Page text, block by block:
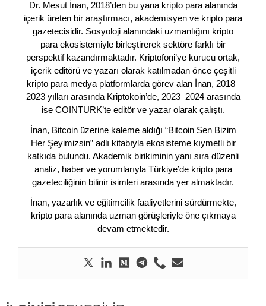
Dr. Mesut İnan, 2018’den bu yana kripto para alanında
içerik üreten bir araştırmacı, akademisyen ve kripto para
gazetecisidir. Sosyoloji alanındaki uzmanlığını kripto
para ekosistemiyle birleştirerek sektöre farklı bir
perspektif kazandırmaktadır. Kriptofoni’ye kurucu ortak,
içerik editörü ve yazarı olarak katılmadan önce çeşitli
kripto para medya platformlarda görev alan İnan, 2018–
2023 yılları arasında Kriptokoin’de, 2023–2024 arasında
ise COINTURK’te editör ve yazar olarak çalıştı.
İnan, Bitcoin üzerine kaleme aldığı “Bitcoin Sen Bizim
Her Şeyimizsin” adlı kitabıyla ekosisteme kıymetli bir
katkıda bulundu. Akademik birikiminin yanı sıra düzenli
analiz, haber ve yorumlarıyla Türkiye’de kripto para
gazeteciliğinin bilinir isimleri arasında yer almaktadır.
İnan, yazarlık ve eğitimcilik faaliyetlerini sürdürmekte,
kripto para alanında uzman görüşleriyle öne çıkmaya
devam etmektedir.